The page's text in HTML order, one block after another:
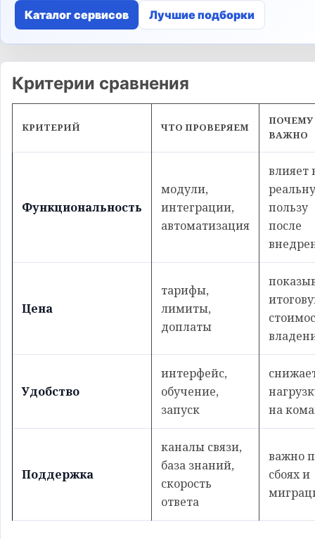
Каталог сервисов Лучшие подборки
Критерии сравнения
КРИТЕРИЙ ЧТО ПРОВЕРЯЕМ
ПОЧЕМУ
ВАЖНО
Функциональность
модули,
интеграции,
автоматизация
влияет
пользу
после
Цена
тарифы,
лимиты,
доплаты
Удобство
интерфейс,
обучение,
запуск
на
Поддержка
каналы связи,
база знаний,
скорость
ответа
важно
сбоях и